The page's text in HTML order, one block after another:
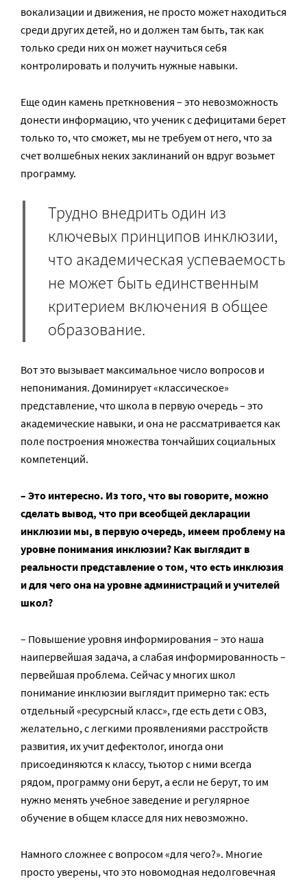
вокализации и движения, не просто может находиться
среди других детей, но и должен там быть, так как
только среди них он может научиться себя
контролировать и получить нужные навыки.
Еще один камень преткновения – это невозможность
донести информацию, что ученик с дефицитами берет
только то, что сможет, мы не требуем от него, что за
счет волшебных неких заклинаний он вдруг возьмет
программу.
Трудно внедрить один из
ключевых принципов инклюзии,
что академическая успеваемость
не может быть единственным
критерием включения в общее
образование.
Вот это вызывает максимальное число вопросов и
непонимания. Доминирует «классическое»
представление, что школа в первую очередь – это
академические навыки, и она не рассматривается как
поле построения множества тончайших социальных
компетенций.
– Это интересно. Из того, что вы говорите, можно
сделать вывод, что при всеобщей декларации
инклюзии мы, в первую очередь, имеем проблему на
уровне понимания инклюзии? Как выглядит в
реальности представление о том, что есть инклюзия
и для чего она на уровне администраций и учителей
школ?
– Повышение уровня информирования – это наша
наипервейшая задача, а слабая информированность –
первейшая проблема. Сейчас у многих школ
понимание инклюзии выглядит примерно так: есть
отдельный «ресурсный класс», где есть дети с ОВЗ,
желательно, с легкими проявлениями расстройств
развития, их учит дефектолог, иногда они
присоединяются к классу, тьютор с ними всегда
рядом, программу они берут, а если не берут, то им
нужно менять учебное заведение и регулярное
обучение в общем классе для них невозможно.
Намного сложнее с вопросом «для чего?». Многие
просто уверены, что это новомодная недолговечная